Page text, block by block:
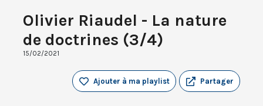
Olivier Riaudel - La nature
de doctrines (3/4)
15/02/2021
Partager
Ajouter à ma playlist